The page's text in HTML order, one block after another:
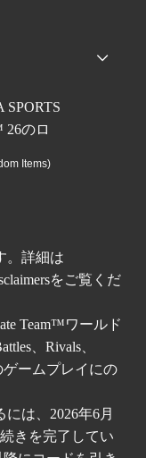
Items)
。詳細は
をご覧くだ
Team™ワールド
、Rivals、
ゲームプレイにの
は、2026年6月
きを完了してい